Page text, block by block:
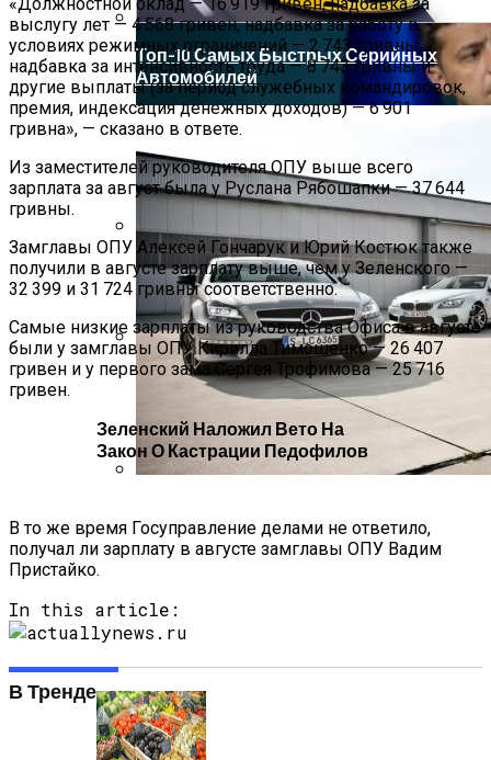
Развенчан Популярный Миф О
Быстром Похудении
Зеленский Летит На Встречу С
Эрдоганом И Варфоломеем
Топ-10 Самых Быстрых Серийных
Автомобилей
Из Европы, Которые Чаще Всего
Покупают Украинцы
выслугу лет — 4 568 гривен, надбавка за работу в
условиях режимных ограничений — 2 743 гривны,
надбавка за интенсивность труда — 8 743 гривны и
другие выплаты (за период служебных командировок,
премия, индексация денежных доходов) — 6 901
гривна», — сказано в ответе.
Из заместителей руководителя ОПУ выше всего
зарплата за август была у Руслана Рябошапки — 37 644
гривны.
Замглавы ОПУ Алексей Гончарук и Юрий Костюк также
получили в августе зарплату выше, чем у Зеленского —
32 399 и 31 724 гривны соответственно.
Самые низкие зарплаты из руководства Офиса в августе
были у замглавы ОПУ Кирилла Тимошенко — 26 407
гривен и у первого зама Сергея Трофимова — 25 716
гривен.
Зеленский Наложил Вето На
Закон О Кастрации Педофилов
В то же время Госуправление делами не ответило,
получал ли зарплату в августе замглавы ОПУ Вадим
Пристайко.
In this article:
В Тренде